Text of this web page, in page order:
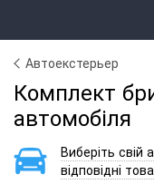
Автоекстерьер
Комплект
автомобіля
Виберіть свій
відповідні